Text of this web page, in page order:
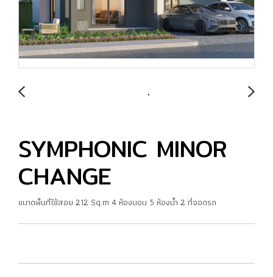
SYMPHONIC MINOR
CHANGE
ขนาดพื้นที่ใช้สอย 212 Sq.m 4 ห้องนอน 5 ห้องน้ำ 2 ที่จอดรถ